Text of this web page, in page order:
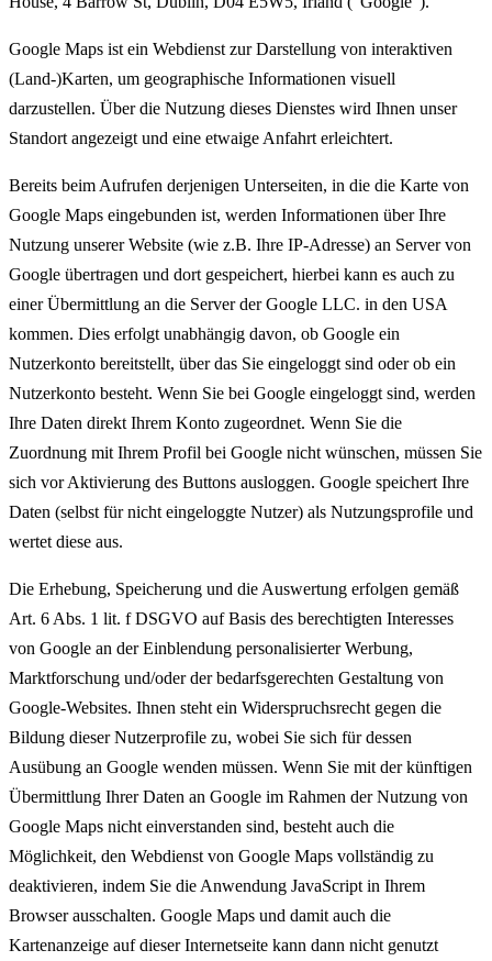
Google Maps ist ein Webdienst zur Darstellung von interaktiven
(Land-)Karten, um geographische Informationen visuell
darzustellen. Über die Nutzung dieses Dienstes wird Ihnen unser
Standort angezeigt und eine etwaige Anfahrt erleichtert.
Bereits beim Aufrufen derjenigen Unterseiten, in die die Karte von
Google Maps eingebunden ist, werden Informationen über Ihre
Nutzung unserer Website (wie z.B. Ihre IP-Adresse) an Server von
Google übertragen und dort gespeichert, hierbei kann es auch zu
einer Übermittlung an die Server der Google LLC. in den USA
kommen. Dies erfolgt unabhängig davon, ob Google ein
Nutzerkonto bereitstellt, über das Sie eingeloggt sind oder ob ein
Nutzerkonto besteht. Wenn Sie bei Google eingeloggt sind, werden
Ihre Daten direkt Ihrem Konto zugeordnet. Wenn Sie die
Zuordnung mit Ihrem Profil bei Google nicht wünschen, müssen Sie
sich vor Aktivierung des Buttons ausloggen. Google speichert Ihre
Daten (selbst für nicht eingeloggte Nutzer) als Nutzungsprofile und
wertet diese aus.
Die Erhebung, Speicherung und die Auswertung erfolgen gemäß
Art. 6 Abs. 1 lit. f DSGVO auf Basis des berechtigten Interesses
von Google an der Einblendung personalisierter Werbung,
Marktforschung und/oder der bedarfsgerechten Gestaltung von
Google-Websites. Ihnen steht ein Widerspruchsrecht gegen die
Bildung dieser Nutzerprofile zu, wobei Sie sich für dessen
Ausübung an Google wenden müssen. Wenn Sie mit der künftigen
Übermittlung Ihrer Daten an Google im Rahmen der Nutzung von
Google Maps nicht einverstanden sind, besteht auch die
Möglichkeit, den Webdienst von Google Maps vollständig zu
deaktivieren, indem Sie die Anwendung JavaScript in Ihrem
Browser ausschalten. Google Maps und damit auch die
Kartenanzeige auf dieser Internetseite kann dann nicht genutzt